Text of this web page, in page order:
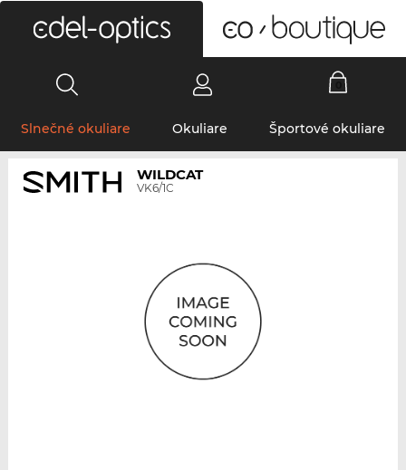
Slnečné okuliare Okuliare Športové okuliare
WILDCAT
VK6/1C